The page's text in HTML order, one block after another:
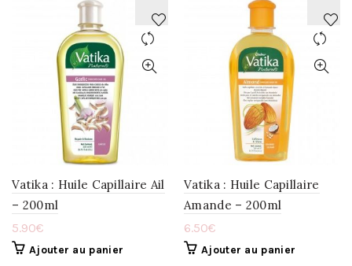
Vatika : Huile Capillaire Ail
– 200ml
5.90€
Ajouter au panier
Vatika : Huile Capillaire
Amande – 200ml
6.50€
Ajouter au panier